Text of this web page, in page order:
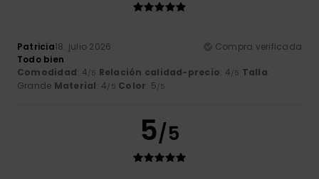
Patricia18. julio 2026
Compra verificada
Todo bien
Comodidad: 4/5 Relación calidad-precio: 4/5 Talla:
Grande Material: 4/5 Color: 5/5
5/5